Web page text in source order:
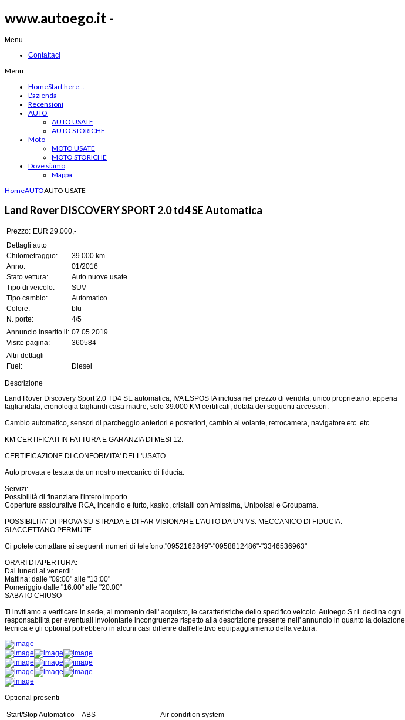
www.autoego.it -
Menu
Contattaci
Menu
HomeStart here...
L'azienda
Recensioni
AUTO
AUTO USATE
AUTO STORICHE
Moto
MOTO USATE
MOTO STORICHE
Dove siamo
Mappa
HomeAUTOAUTO USATE
Land Rover DISCOVERY SPORT 2.0 td4 SE Automatica
Prezzo: EUR 29.000,-
Dettagli auto
Chilometraggio:
39.000 km
Anno:
01/2016
Stato vettura:
Auto nuove usate
Tipo di veicolo:
SUV
Tipo cambio:
Automatico
Colore:
blu
N. porte:
4/5
Annuncio inserito il: 07.05.2019
Visite pagina:
360584
Altri dettagli
Fuel:
Diesel
Descrizione
Land Rover Discovery Sport 2.0 TD4 SE automatica, IVA ESPOSTA inclusa nel prezzo di vendita, unico proprietario, appena
tagliandata, cronologia tagliandi casa madre, solo 39.000 KM certificati, dotata dei seguenti accessori:
Cambio automatico, sensori di parcheggio anteriori e posteriori, cambio al volante, retrocamera, navigatore etc. etc.
KM CERTIFICATI IN FATTURA E GARANZIA DI MESI 12.
CERTIFICAZIONE DI CONFORMITA' DELL'USATO.
Auto provata e testata da un nostro meccanico di fiducia.
Servizi:
Possibilità di finanziare l'intero importo.
Coperture assicurative RCA, incendio e furto, kasko, cristalli con Amissima, Unipolsai e Groupama.
POSSIBILITA' DI PROVA SU STRADA E DI FAR VISIONARE L'AUTO DA UN VS. MECCANICO DI FIDUCIA.
SI ACCETTANO PERMUTE.
Ci potete contattare ai seguenti numeri di telefono:"0952162849"-"0958812486"-"3346536963"
ORARI DI APERTURA:
Dal lunedi al venerdi:
Mattina: dalle "09:00" alle "13:00"
Pomeriggio dalle "16:00" alle "20:00"
SABATO CHIUSO
Ti invitiamo a verificare in sede, al momento dell' acquisto, le caratteristiche dello specifico veicolo. Autoego S.r.l. declina ogni
responsabilità per eventuali involontarie incongruenze rispetto alla descrizione presente nell' annuncio in quanto la dotazione
tecnica e gli optional potrebbero in alcuni casi differire dall'effettivo equipaggiamento della vettura.
Optional presenti
Start/Stop Automatico ABS
Air condition system